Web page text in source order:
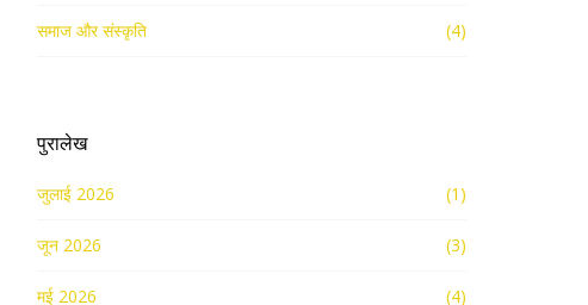
समाज और संस्कृति (4)
पुरालेख
जुलाई 2026 (1)
जून 2026 (3)
मई 2026 (4)